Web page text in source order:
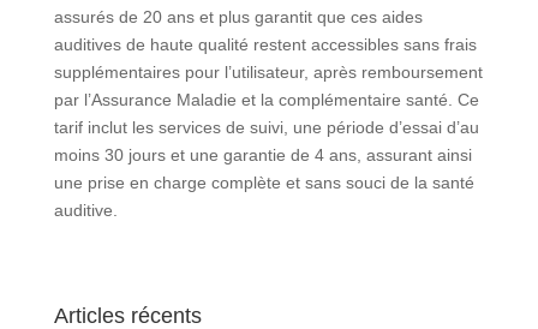
assurés de 20 ans et plus garantit que ces aides
auditives de haute qualité restent accessibles sans frais
supplémentaires pour l’utilisateur, après remboursement
par l’Assurance Maladie et la complémentaire santé. Ce
tarif inclut les services de suivi, une période d’essai d’au
moins 30 jours et une garantie de 4 ans, assurant ainsi
une prise en charge complète et sans souci de la santé
auditive.
Articles récents